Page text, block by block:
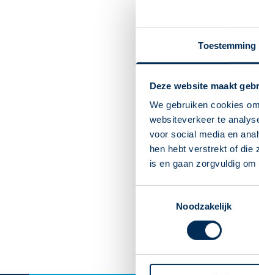
Toestemming
Deze website maakt
We gebruiken cookies
websiteverkeer te
voor social media en
hen hebt verstrekt of die
is en gaan zorgvuldig
Noodzakelijk